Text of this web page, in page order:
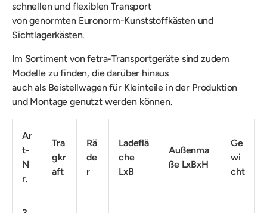
schnellen und flexiblen Transport
vongenormten Euronorm-Kunststoffkästen und
Sichtlagerkästen.
Im Sortiment von fetra-Transportgeräte sind zudem
Modelle zu finden, die darüber hinaus
auchals Beistellwagen für Kleinteile in der Produktion
und Montage genutzt werden können.
Ar
t-
N
r.
Tra
gkr
aft
Rä
de
r
Ladeflä
che
LxB
Außenma
ße LxBxH
Ge
wi
cht